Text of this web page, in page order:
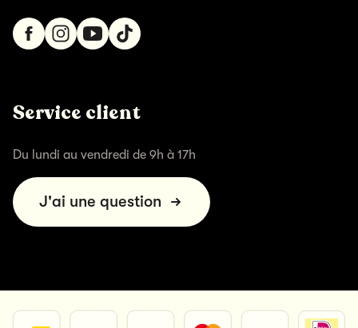
Service client
Du lundi au vendredi de 9h à 17h
J'ai une question